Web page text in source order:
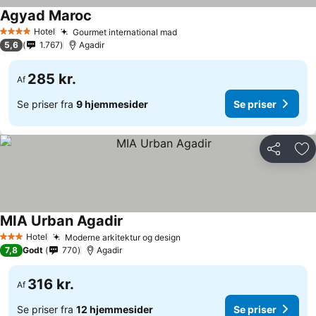
4 StjernerHotel Gourmet international mad
Agyad Maroc
5,6 1.767 Agadir
Af 285 kr.
Se priser fra 9 hjemmesider Se priser
Del
3 StjernerHotel Moderne arkitektur og design
MIA Urban Agadir
7,8 Godt 770 Agadir
Af 316 kr.
Se priser fra 12 hjemmesider Se priser